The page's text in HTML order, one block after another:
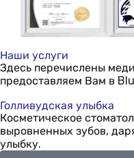
Наши услуги
Здесь перечислены
предоставляем Вам в
Голливудская улыбка
Косметическое
выровненных зубов,
улыбку.